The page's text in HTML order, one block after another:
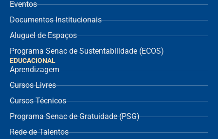
Eventos
Documentos Institucionais
Aluguel de Espaços
Programa Senac de Sustentabilidade (ECOS)
EDUCACIONAL
Aprendizagem
Cursos Livres
Cursos Técnicos
Programa Senac de Gratuidade (PSG)
Rede de Talentos